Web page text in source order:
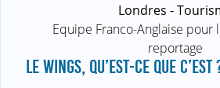
Londres -
Equipe Franco-Anglaise pour
reportage
LE WINGS, QU’EST-CE QUE C’EST